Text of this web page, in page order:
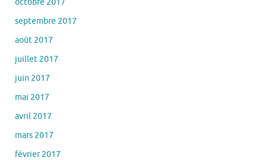
septembre 2017
août 2017
juillet 2017
juin 2017
mai 2017
avril 2017
mars 2017
février 2017